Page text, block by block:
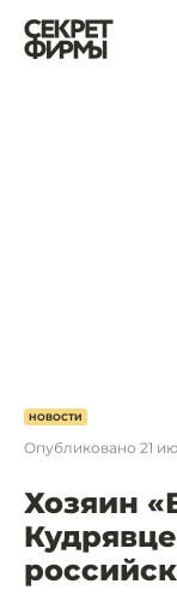
НОВОСТИ
Опубликовано 21
Хозяин